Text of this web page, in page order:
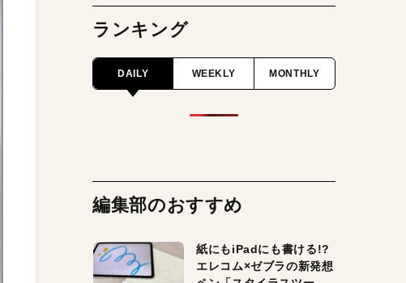
ランキング
DAILY WEEKLY MONTHLY
編集部のおすすめ
紙にもiPadにも書ける!?
エレコム×ゼブラの新発想